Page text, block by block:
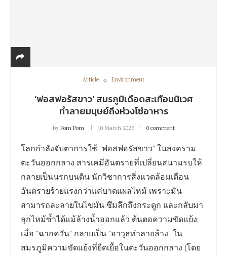
Article Environment
‘ฟอสฟอรัสขาว’ สมรภูมิเดือดสะเทือนนิเวศ
ทำลายมนุษย์ถึงห่วงโซ่อาหาร
byPom Pom 10 March 2026 0 comment
โลกกำลังจับตาการใช้ “ฟอสฟอรัสขาว” ในสงคราม
ตะวันออกกลาง สารเคมีอันตรายที่เปลี่ยนสนามรบให้
กลายเป็นนรกบนดิน นักวิชาการสิ่งแวดล้อมเตือน
อันตรายร้ายแรงกว่าแค่บาดแผลไหม้ เพราะมัน
สามารถละลายในไขมัน ซึมลึกถึงกระดูก และกลับมา
ลุกไหม้ซ้ำได้แม้ล้างน้ำออกแล้ว ต้นตอความขัดแย้ง:
เมื่อ “ฉากควัน” กลายเป็น “อาวุธทำลายล้าง” ใน
สมรภูมิความขัดแย้งที่ยืดเยื้อในตะวันออกกลาง (โดย